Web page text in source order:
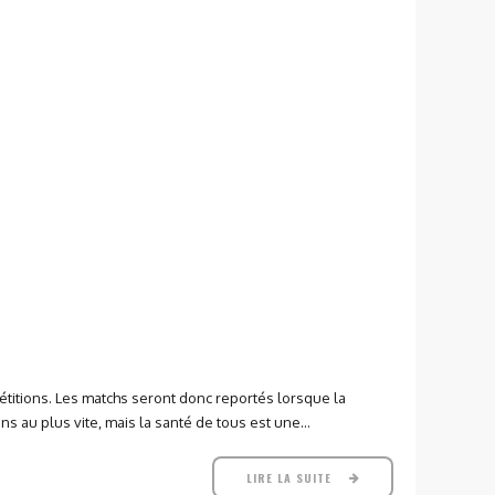
Les matchs seront donc reportés lorsque la
au plus vite, mais la santé de tous est une...
LIRE LA SUITE